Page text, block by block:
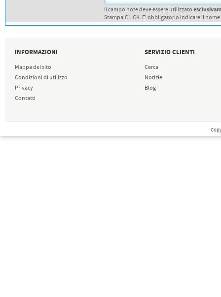
Il campo note deve essere utilizzato
Stampa.CLICK. E' obbligatorio indicare il
INFORMAZIONI
Mappa del sito
Condizioni di utilizzo
Privacy
Contatti
SERVIZIO CLIENTI
Cerca
Notizie
Blog